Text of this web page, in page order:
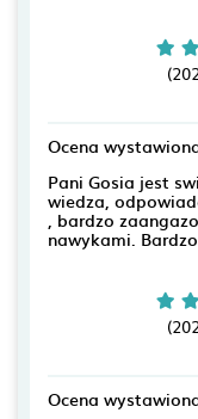
Ocena
Pani Gosia jest
wiedza,
, bardzo
nawykami.
Ocena